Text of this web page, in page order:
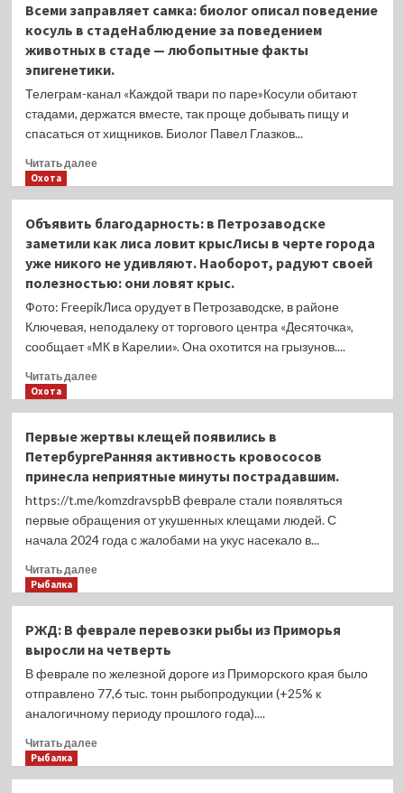
50mm
F/1.2
DG
DN
выйдет
для
Sony
L-
mount
Всеми заправляет самка: биолог описал поведение
косуль в стадеНаблюдение за поведением
животных в стаде — любопытные факты
эпигенетики.
Телеграм-канал «Каждой твари по паре»Косули обитают
стадами, держатся вместе, так проще добывать пищу и
спасаться от хищников. Биолог Павел Глазков...
Читать далееПрочитать
заправляет
самка:
биолог
описал
косуль
в
стадеНаблюдение
поведением
животных
стаде
—
факты
эпигенетики.
Охота
Объявить благодарность: в Петрозаводске
заметили как лиса ловит крысЛисы в черте города
уже никого не удивляют. Наоборот, радуют своей
полезностью: они ловят крыс.
Фото: FreepikЛиса орудует в Петрозаводске, в районе
Ключевая, неподалеку от торгового центра «Десяточка»,
сообщает «МК в Карелии». Она охотится на грызунов....
Читать далееПрочитать
благодарность:
в
Петрозаводске
заметили
лиса
ловит
черте
уже
никого
удивляют.
Наоборот,
радуют
полезностью:
они
Охота
Первые жертвы клещей появились в
ПетербургеРанняя активность кровососов
принесла неприятные минуты пострадавшим.
https://t.me/komzdravspbВ феврале стали появляться
первые обращения от укушенных клещами людей. С
начала 2024 года с жалобами на укус насекало в...
Читать далееПрочитать
жертвы
клещей
появились
в
ПетербургеРанняя
активность
кровососов
Рыбалка
РЖД: В феврале перевозки рыбы из Приморья
выросли на четверть
В феврале по железной дороге из Приморского края было
отправлено 77,6 тыс. тонн рыбопродукции (+25% к
аналогичному периоду прошлого года)....
Читать далееПрочитать
Рыбалка